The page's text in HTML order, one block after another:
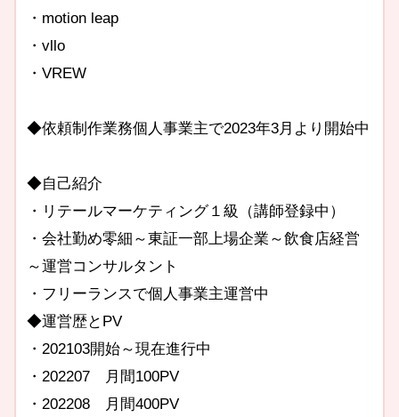
・motion leap
・vllo
・VREW
◆依頼制作業務個人事業主で2023年3月より開始中
◆自己紹介
・リテールマーケティング１級（講師登録中）
・会社勤め零細～東証一部上場企業～飲食店経営
～運営コンサルタント
・フリーランスで個人事業主運営中
◆運営歴とPV
・202103開始～現在進行中
・202207 月間100PV
・202208 月間400PV